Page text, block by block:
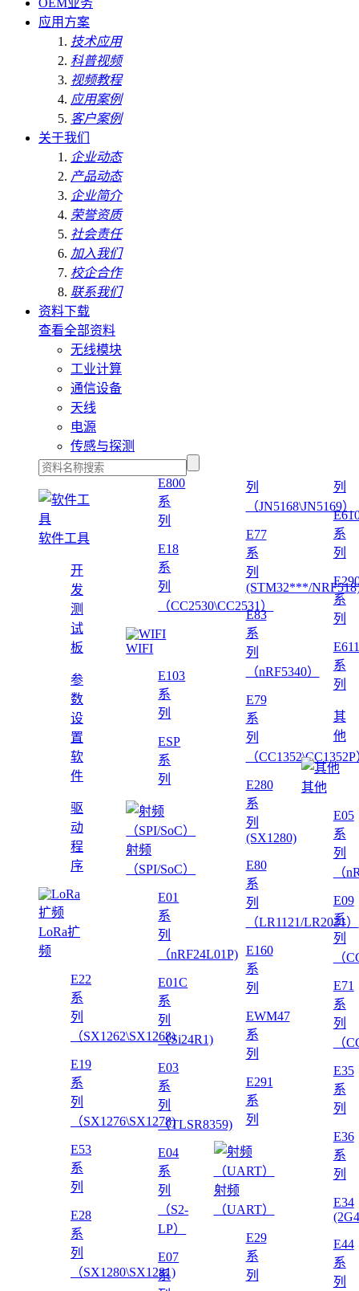
应用方案
技术应用
科普视频
视频教程
应用案例
客户案例
关于我们
企业动态
产品动态
企业简介
荣誉资质
社会责任
加入我们
校企合作
联系我们
资料下载
查看全部资料
无线模块
工业计算
通信设备
天线
电源
传感与探测
软件工具
开
发
测
试
板
参
数
设
置
软
件
驱
动
程
序
LoRa扩
频
E22
系
列
（SX1262\SX1268)
E19
系
列
（SX1276\SX1278)
E53
系
列
E28
系
列
（SX1280\SX1281)
E800
系
列
E18
系
列
（CC2530\CC2531）
WIFI
E103
系
列
ESP
系
列
射频
（SPI/SoC）
E01
系
列
（nRF24L01P)
E01C
系
列
（Si24R1)
E03
系
列
（TLSR8359)
E04
系
列
（S2-
LP）
E07
系
列
（JN5168\JN5169）
E77
系
列
(STM32***/
E83
系
列
（nRF5340）
E79
系
列
（
E280
系
列
(SX1280)
E80
系
列
（LR1121/LR2021）
E160
系
列
EWM47
系
列
E291
系
列
射频
（UART）
E29
系
列
列
系
列
系
列
E611
系
列
其
他
其他
E05
系
列
（
E09
系
列
（
E71
系
列
（
E35
系
列
E36
系
列
E34
E44
系
列